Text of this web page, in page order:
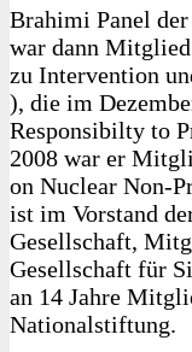
Brahimi Panel
war dann
zu Intervention
), die im
Responsibilty to
2008 war er
on Nuclear Non-
ist im Vorstand
Gesellschaft,
Gesellschaft für
an 14 Jahre
Nationalstiftung.